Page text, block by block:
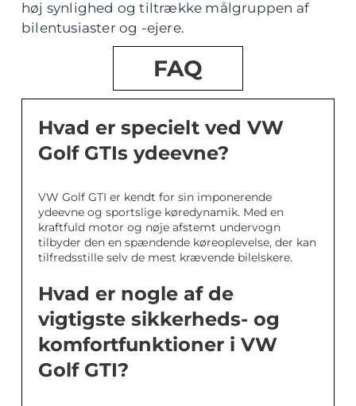
høj synlighed og tiltrække målgruppen af
bilentusiaster og -ejere.
FAQ
Hvad er specielt ved VW
Golf GTIs ydeevne?
VW Golf GTI er kendt for sin imponerende
ydeevne og sportslige køredynamik. Med en
kraftfuld motor og nøje afstemt undervogn
tilbyder den en spændende køreoplevelse, der kan
tilfredsstille selv de mest krævende bilelskere.
Hvad er nogle af de
vigtigste sikkerheds- og
komfortfunktioner i VW
Golf GTI?